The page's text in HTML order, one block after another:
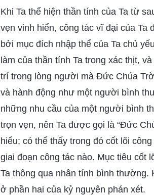
Khi Ta thể hiện thần tính của Ta từ
vẹn vinh hiển, công tác vĩ đại của
bởi mục đích nhập thể của Ta chủ
làm của thần tính Ta trong xác thịt,
trí trong lòng người mà Đức Chúa
và hành động như một người bình
những nhu cầu của một người bình
trọn vẹn, nên Ta được gọi là “Đức
hiểu; có thể thấy trong đó cốt lõi
giai đoạn công tác nào. Mục tiêu cốt
Ta thông qua nhân tính bình thường.
ở phần hai của kỷ nguyên phán xét.